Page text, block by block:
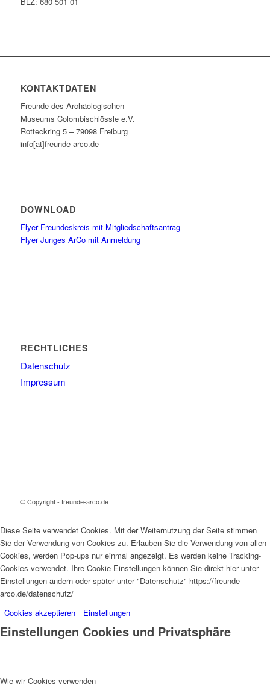
KONTAKTDATEN
Freunde des Archäologischen
Museums Colombischlössle e.V.
Rotteckring 5 – 79098 Freiburg
info[at]freunde-arco.de
DOWNLOAD
Flyer Freundeskreis mit Mitgliedschaftsantrag
Flyer Junges ArCo mit Anmeldung
RECHTLICHES
Datenschutz
Impressum
© Copyright - freunde-arco.de
Diese Seite verwendet Cookies. Mit der Weiternutzung der Seite stimmen
Sie der Verwendung von Cookies zu. Erlauben Sie die Verwendung von allen
Cookies, werden Pop-ups nur einmal angezeigt. Es werden keine Tracking-
Cookies verwendet. Ihre Cookie-Einstellungen können Sie direkt hier unter
Einstellungen ändern oder später unter "Datenschutz" https://freunde-
arco.de/datenschutz/
Cookies akzeptieren
Einstellungen
Einstellungen Cookies und Privatsphäre
Wie wir Cookies verwenden